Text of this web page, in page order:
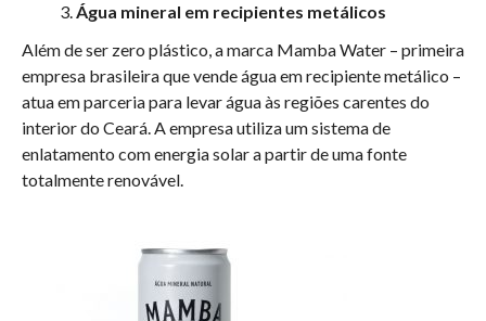
Água mineral em recipientes metálicos
Além de ser zero plástico, a marca Mamba Water – primeira
empresa brasileira que vende água em recipiente metálico –
atua em parceria para levar água às regiões carentes do
interior do Ceará. A empresa utiliza um sistema de
enlatamento com energia solar a partir de uma fonte
totalmente renovável.